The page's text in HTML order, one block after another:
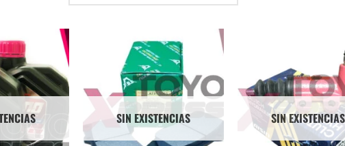
SIN EXISTENCIAS SIN EXISTENCIAS